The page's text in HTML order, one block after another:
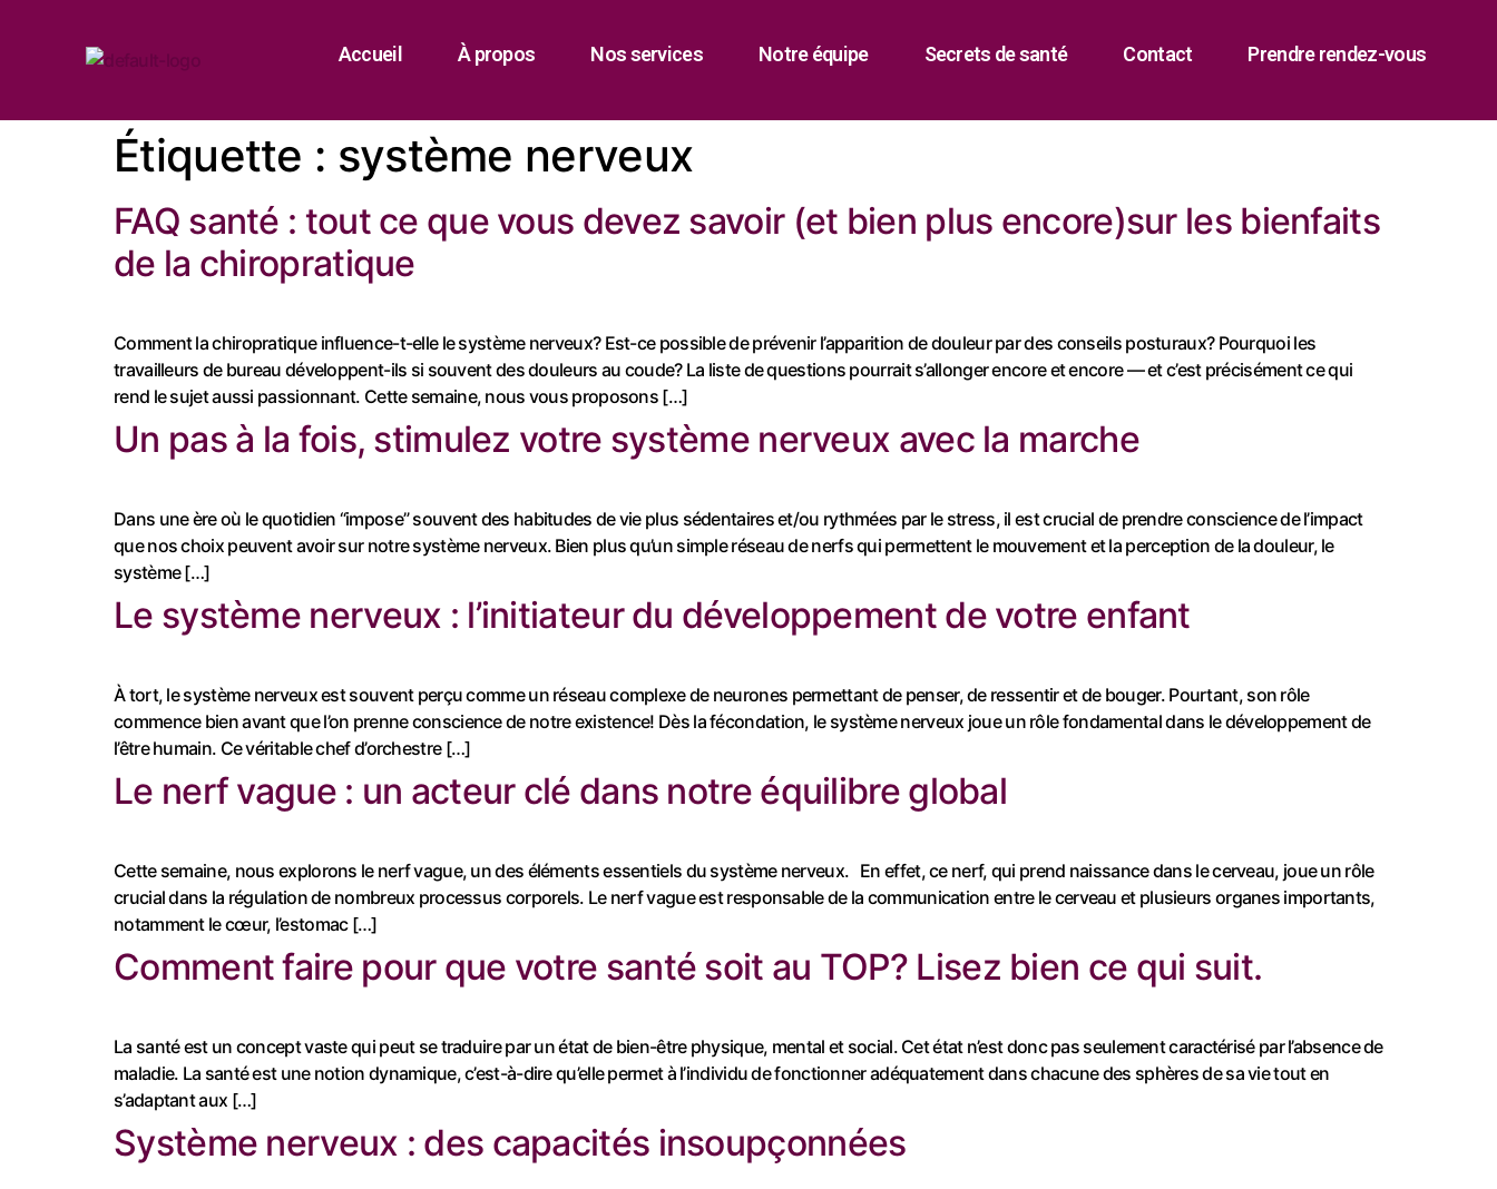
Accueil À propos Nos services Notre équipe Secrets de santé Contact Prendre rendez-vous
Étiquette : système nerveux
FAQ santé : tout ce que vous devez savoir (et bien plus encore)sur les bienfaits
de la chiropratique
Comment la chiropratique influence-t-elle le système nerveux? Est-ce possible de prévenir l’apparition de douleur par des conseils posturaux? Pourquoi les
travailleurs de bureau développent-ils si souvent des douleurs au coude? La liste de questions pourrait s’allonger encore et encore — et c’est précisément ce qui
rend le sujet aussi passionnant. Cette semaine, nous vous proposons […]
Un pas à la fois, stimulez votre système nerveux avec la marche
Dans une ère où le quotidien “impose” souvent des habitudes de vie plus sédentaires et/ou rythmées par le stress, il est crucial de prendre conscience de l’impact
que nos choix peuvent avoir sur notre système nerveux. Bien plus qu’un simple réseau de nerfs qui permettent le mouvement et la perception de la douleur, le
système […]
Le système nerveux : l’initiateur du développement de votre enfant
À tort, le système nerveux est souvent perçu comme un réseau complexe de neurones permettant de penser, de ressentir et de bouger. Pourtant, son rôle
commence bien avant que l’on prenne conscience de notre existence! Dès la fécondation, le système nerveux joue un rôle fondamental dans le développement de
l’être humain. Ce véritable chef d’orchestre […]
Le nerf vague : un acteur clé dans notre équilibre global
Cette semaine, nous explorons le nerf vague, un des éléments essentiels du système nerveux. En effet, ce nerf, qui prend naissance dans le cerveau, joue un rôle
crucial dans la régulation de nombreux processus corporels. Le nerf vague est responsable de la communication entre le cerveau et plusieurs organes importants,
notamment le cœur, l’estomac […]
Comment faire pour que votre santé soit au TOP? Lisez bien ce qui suit.
La santé est un concept vaste qui peut se traduire par un état de bien-être physique, mental et social. Cet état n’est donc pas seulement caractérisé par l’absence de
maladie. La santé est une notion dynamique, c’est-à-dire qu’elle permet à l’individu de fonctionner adéquatement dans chacune des sphères de sa vie tout en
s’adaptant aux […]
Système nerveux : des capacités insoupçonnées